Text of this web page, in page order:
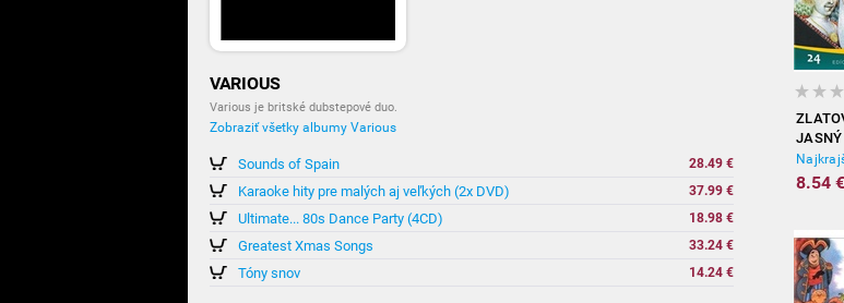
VARIOUS
Various je britské dubstepové duo.
Zobraziť všetky albumy Various
Sounds of Spain 28.49 €
Karaoke hity pre malých aj veľkých (2x DVD) 37.99 €
Ultimate... 80s Dance Party (4CD) 18.98 €
Greatest Xmas Songs 33.24 €
Tóny snov 14.24 €
JASNÝ
8.54 €